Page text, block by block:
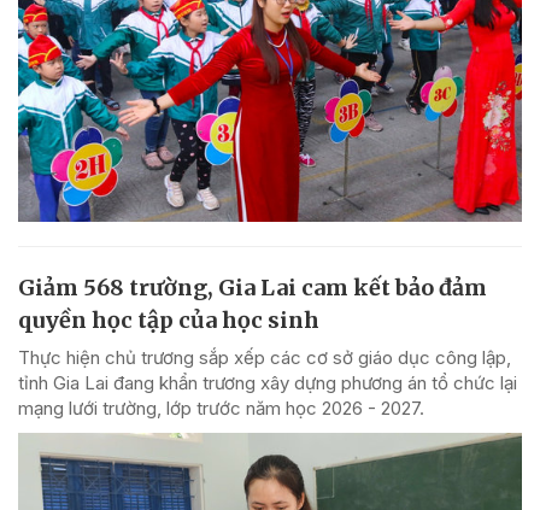
Giảm 568 trường, Gia Lai cam kết bảo đảm
quyền học tập của học sinh
Thực hiện chủ trương sắp xếp các cơ sở giáo dục công lập,
tỉnh Gia Lai đang khẩn trương xây dựng phương án tổ chức lại
mạng lưới trường, lớp trước năm học 2026 - 2027.